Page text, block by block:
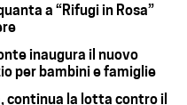
a “Rifugi in Rosa”
inaugura il nuovo
per bambini e famiglie
continua la lotta contro il